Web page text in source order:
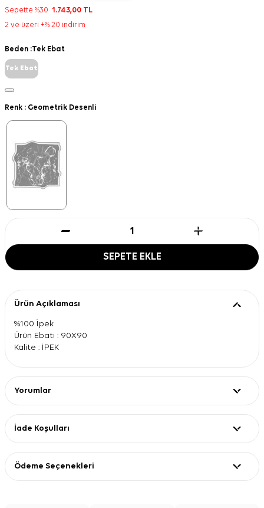
Sepette %30 1.743,00 TL
2 ve üzeri +% 20 indirim
Beden :Tek Ebat
Tek Ebat
Renk : Geometrik Desenli
SEPETE EKLE
Ürün Açıklaması
%100 İpek
Ürün Ebatı : 90X90
Kalite : İPEK
Yorumlar
İade Koşulları
Ödeme Seçenekleri